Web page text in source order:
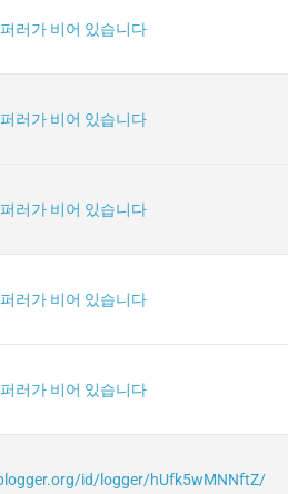
러가 비어 있습니다
러가 비어 있습니다
러가 비어 있습니다
러가 비어 있습니다
러가 비어 있습니다
id/logger/hUfk5wMNNftZ/